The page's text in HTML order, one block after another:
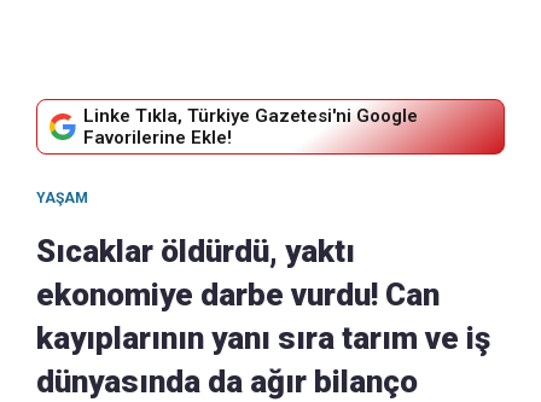
Linke Tıkla, Türkiye Gazetesi'ni Google
Favorilerine Ekle!
YAŞAM
Sıcaklar öldürdü, yaktı
ekonomiye darbe vurdu! Can
kayıplarının yanı sıra tarım ve iş
dünyasında da ağır bilanço